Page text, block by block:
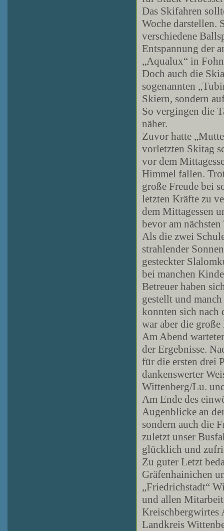
Das Skifahren
Woche darstellen.
verschiedene
Entspannung der
„Aqualux“ in
Doch auch die
sogenannten
Skiern, sondern
So vergingen die
näher.
Zuvor hatte
vorletzten Skitag
vor dem
Himmel fallen.
große Freude bei
letzten Kräfte zu
dem Mittagessen
bevor am
Als die zwei
strahlender
gesteckter
bei manchen
Betreuer haben
gestellt und
konnten sich nach
war aber die
Am Abend
der Ergebnisse.
für die ersten drei
dankenswerter
Wittenberg/Lu.
Am Ende des
Augenblicke an
sondern auch die
zuletzt unser
glücklich und
Zu guter Letzt
Gräfenhainichen
„Friedrichstadt“
und allen
Kreischbergwirtes
Landkreis